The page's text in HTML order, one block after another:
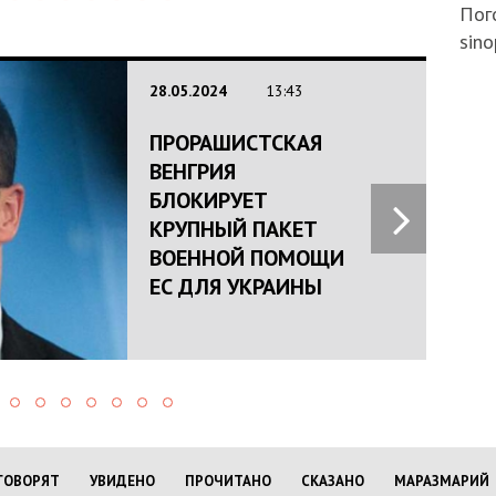
28.05.2024 13:43
ПРОРАШИСТСКАЯ
ВЕНГРИЯ
БЛОКИРУЕТ
КРУПНЫЙ ПАКЕТ
ВОЕННОЙ ПОМОЩИ
ЕС ДЛЯ УКРАИНЫ
УВИДЕНО ПРОЧИТАНО СКАЗАНО МАРАЗМАРИЙ